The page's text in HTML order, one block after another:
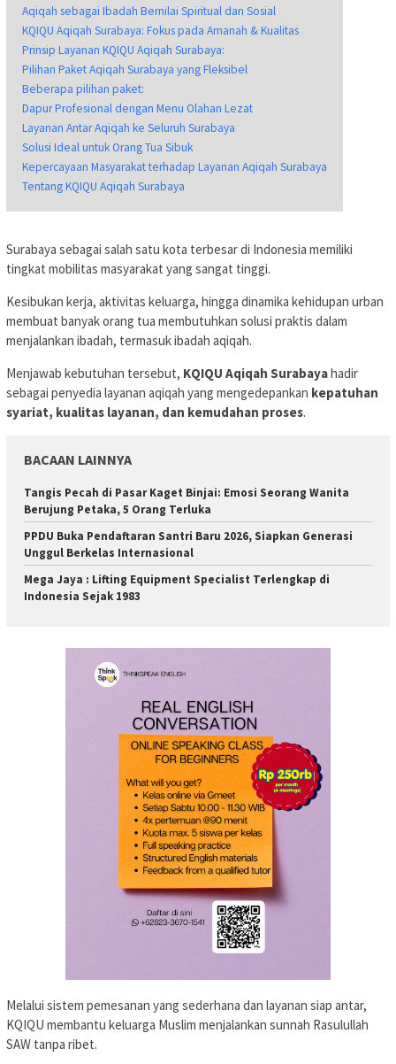
Aqiqah sebagai Ibadah Bernilai Spiritual dan Sosial
KQIQU Aqiqah Surabaya: Fokus pada Amanah & Kualitas
Prinsip Layanan KQIQU Aqiqah Surabaya:
Pilihan Paket Aqiqah Surabaya yang Fleksibel
Beberapa pilihan paket:
Dapur Profesional dengan Menu Olahan Lezat
Layanan Antar Aqiqah ke Seluruh Surabaya
Solusi Ideal untuk Orang Tua Sibuk
Kepercayaan Masyarakat terhadap Layanan Aqiqah Surabaya
Tentang KQIQU Aqiqah Surabaya
Surabaya sebagai salah satu kota terbesar di Indonesia memiliki
tingkat mobilitas masyarakat yang sangat tinggi.
Kesibukan kerja, aktivitas keluarga, hingga dinamika kehidupan urban
membuat banyak orang tua membutuhkan solusi praktis dalam
menjalankan ibadah, termasuk ibadah aqiqah.
Menjawab kebutuhan tersebut, KQIQU Aqiqah Surabayahadir
sebagai penyedia layanan aqiqah yang mengedepankan kepatuhan
syariat, kualitas layanan, dan kemudahan proses.
BACAAN LAINNYA
Tangis Pecah di Pasar Kaget Binjai: Emosi Seorang Wanita
Berujung Petaka, 5 Orang Terluka
PPDU Buka Pendaftaran Santri Baru 2026, Siapkan Generasi
Unggul Berkelas Internasional
Mega Jaya : Lifting Equipment Specialist Terlengkap di
Indonesia Sejak 1983
Melalui sistem pemesanan yang sederhana dan layanan siap antar,
KQIQU membantu keluarga Muslim menjalankan sunnah Rasulullah
SAW tanpa ribet.